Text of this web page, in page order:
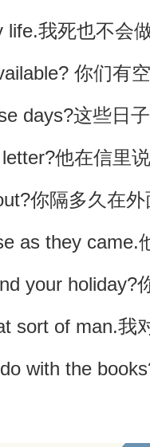
life.我死也不会
你们有
days?这些日
他在信里
你隔多久在
as they came.
your holiday?
sort of man.我
with the